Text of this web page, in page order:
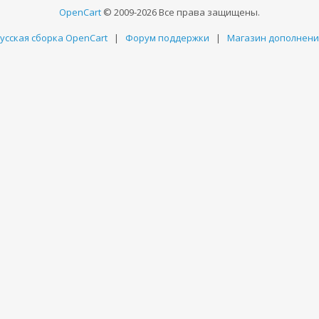
OpenCart © 2009-2026 Все права защищены.
сборка OpenCart | Форум поддержки | Магазин